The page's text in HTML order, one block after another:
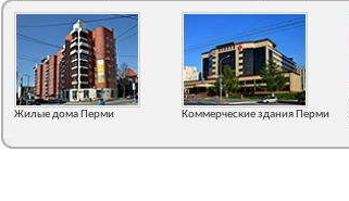
Жилые дома Перми Коммерческие здания Перми